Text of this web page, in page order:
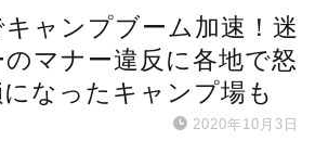
ャンプブーム加速！迷
マナー違反に各地で怒
なったキャンプ場も
2020年10月3日